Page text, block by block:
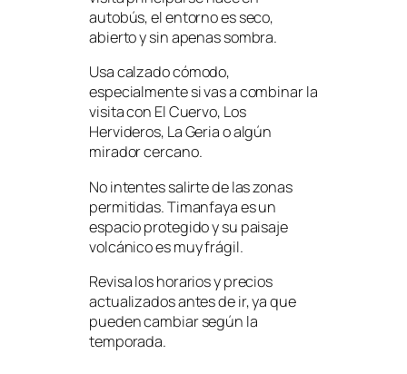
autobús, el entorno es seco,
abierto y sin apenas sombra.
Usa calzado cómodo,
especialmente si vas a combinar la
visita con El Cuervo, Los
Hervideros, La Geria o algún
mirador cercano.
No intentes salirte de las zonas
permitidas. Timanfaya es un
espacio protegido y su paisaje
volcánico es muy frágil.
Revisa los horarios y precios
actualizados antes de ir, ya que
pueden cambiar según la
temporada.